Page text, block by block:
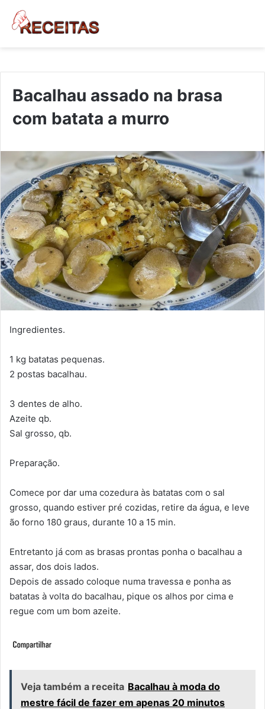
Bacalhau assado na brasa
com batata a murro
Ingredientes.
1 kg batatas pequenas.
2 postas bacalhau.
3 dentes de alho.
Azeite qb.
Sal grosso, qb.
Preparação.
Comece por dar uma cozedura às batatas com o sal
grosso, quando estiver pré cozidas, retire da água, e leve
ão forno 180 graus, durante 10 a 15 min.
Entretanto já com as brasas prontas ponha o bacalhau a
assar, dos dois lados.
Depois de assado coloque numa travessa e ponha as
batatas à volta do bacalhau, pique os alhos por cima e
regue com um bom azeite.
Veja também a receita Bacalhau à moda do
mestre fácil de fazer em apenas 20 minutos